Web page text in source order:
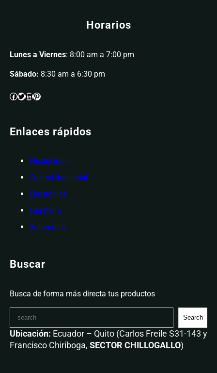
Horarios
Lunes a Viernes: 8:00 am a 7:00 pm
Sábado: 8:30 am a 6:30 pm
Enlaces rápidos
Electricidad
Control Industrial
Electrónica
Ferretería
Automotriz
Buscar
Busca de forma más directa tus productos
Search
Ubicación: Ecuador – Quito (Carlos Freile S31-143 y
Francisco Chiriboga, SECTOR CHILLOGALLO)